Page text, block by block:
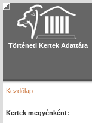
Történeti Kertek Adattára
Kezdőlap
Kertek megyénként: